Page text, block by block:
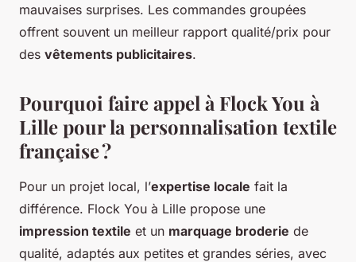
mauvaises surprises. Les commandes groupées
offrent souvent un meilleur rapport qualité/prix pour
des vêtements publicitaires.
Pourquoi faire appel à Flock You à
Lille pour la personnalisation textile
française ?
Pour un projet local, l’expertise locale fait la
différence. Flock You à Lille propose une
impression textile et un marquage broderie de
qualité, adaptés aux petites et grandes séries, avec